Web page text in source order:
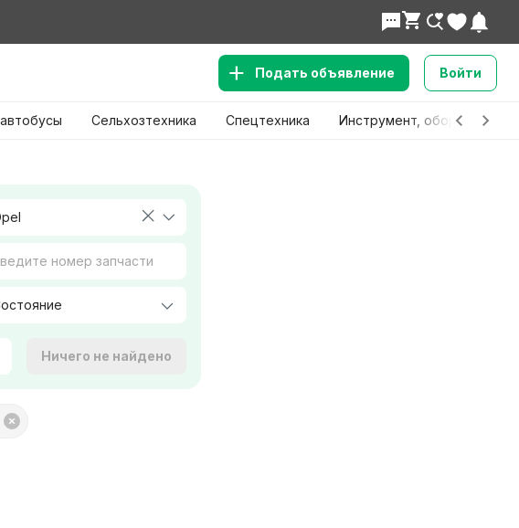
Подать объявление Войти
Сельхозтехника Спецтехника Инструмент, оборудование
Ничего не найдено